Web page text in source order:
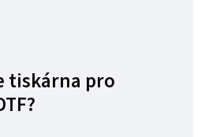
tiskárna pro